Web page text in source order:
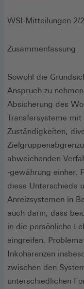
WSI-Mitteilungen 2/
Zusammenfassung
Sowohl die
Anspruch zu
Absicherung des
Transfersysteme
Zuständigkeiten,
abweichenden
-gewährung einher.
diese Unterschiede
Anreizsystemen in
auch darin, dass
in die persönliche
eingreifen.
Inkohärenzen
zwischen den
unterschiedlichen